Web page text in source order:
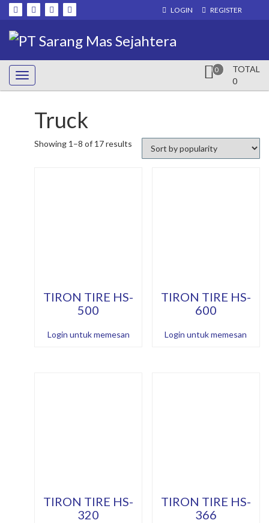
Skip
to
content
LOGIN REGISTER
0
TOTAL
0
Truck
Showing 1–8 of 17 results
TIRON TIRE HS-
500
Login untuk memesan
TIRON TIRE HS-
600
Login untuk memesan
TIRON TIRE HS-
320
TIRON TIRE HS-
366